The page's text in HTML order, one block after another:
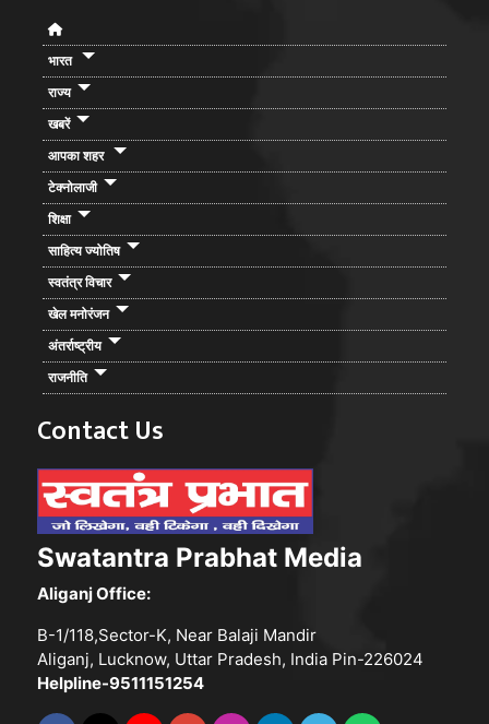
भारत
राज्य
खबरें
आपका शहर
टेक्नोलाजी
शिक्षा
साहित्य ज्योतिष
स्वतंत्र विचार
खेल मनोरंजन
अंतर्राष्ट्रीय
राजनीति
Contact Us
Swatantra Prabhat Media
Aliganj Office:
B-1/118,Sector-K, Near Balaji Mandir
Aliganj, Lucknow, Uttar Pradesh, India Pin-226024
Helpline-9511151254